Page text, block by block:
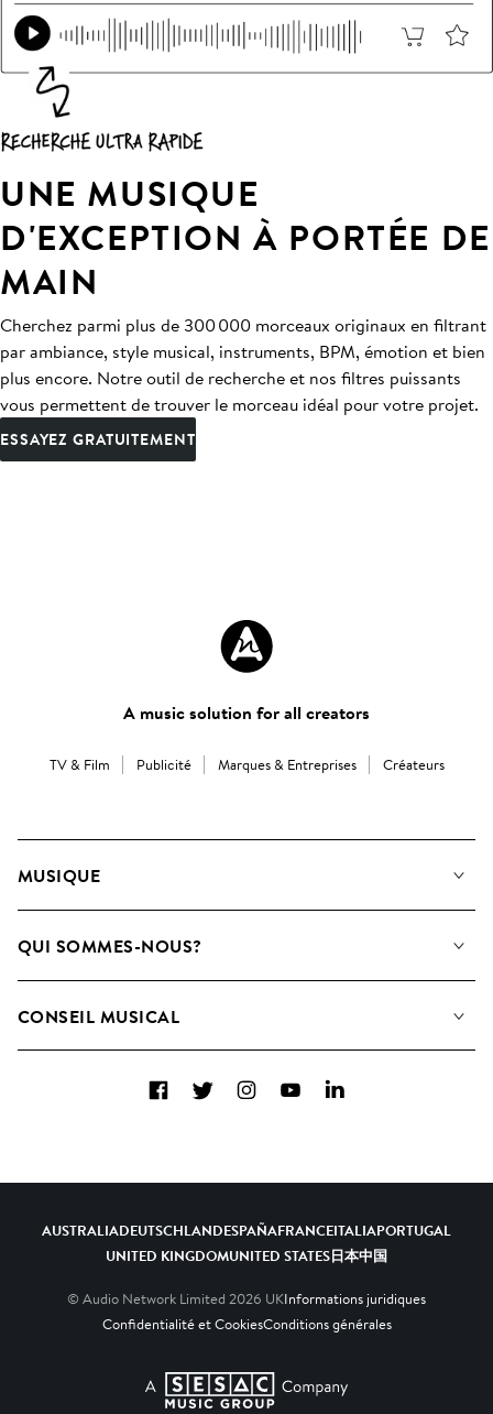
UNE MUSIQUE
D'EXCEPTION À PORTÉE DE
MAIN
Cherchez parmi plus de 300 000 morceaux originaux en filtrant
par ambiance, style musical, instruments, BPM, émotion et bien
plus encore. Notre outil de recherche et nos filtres puissants
vous permettent de trouver le morceau idéal pour votre projet.
ESSAYEZ GRATUITEMENT
A music solution for all creators
TV & Film Publicité Marques & Entreprises Créateurs
MUSIQUE
Rechercher
QUI SOMMES-NOUS?
Comment nous utilisons l’IA
CONSEIL MUSICAL
FacebookTwitterInstagramYouTubeLinkedIn
AUSTRALIADEUTSCHLANDESPAÑAFRANCEITALIAPORTUGAL
UNITED KINGDOMUNITED STATES日本中国
© Audio Network Limited 2026 UKInformations juridiques
Confidentialité et CookiesConditions générales
A SESAC Company